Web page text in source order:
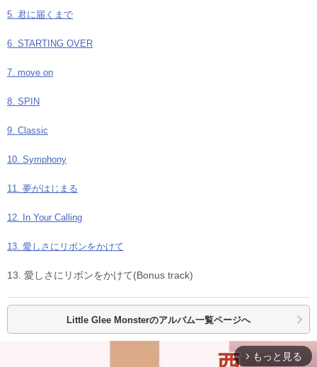
5. 君に届くまで
6. STARTING OVER
7. move on
8. SPIN
9. Classic
10. Symphony
11. 夢がはじまる
12. In Your Calling
13. 愛しさにリボンをかけて
13. 愛しさにリボンをかけて(Bonus track)
Little Glee Monsterのアルバム一覧ページへ
arrow_forward_ios もっと見る